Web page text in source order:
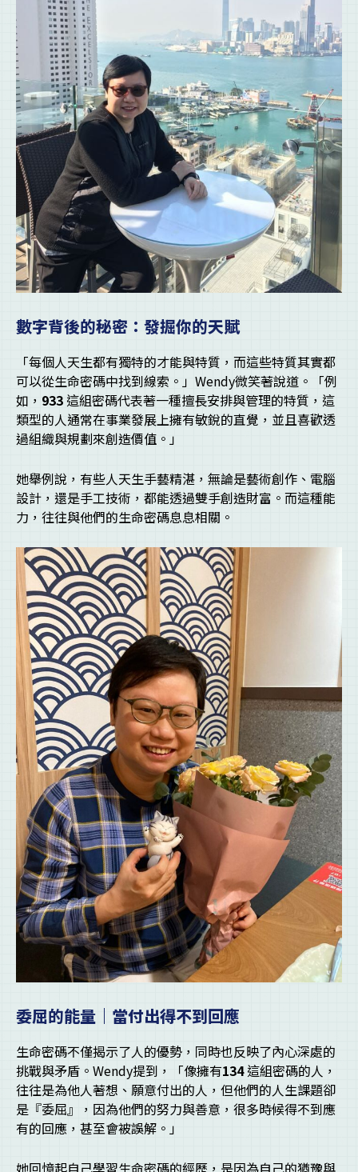
數字背後的秘密：發掘你的天賦
「每個人天生都有獨特的才能與特質，而這些特質其實都
可以從生命密碼中找到線索。」Wendy微笑著說道。「例
如， 933 這組密碼代表著一種擅長安排與管理的特質，這
類型的人通常在事業發展上擁有敏銳的直覺，並且喜歡透
過組織與規劃來創造價值。」
她舉例說，有些人天生手藝精湛，無論是藝術創作、電腦
設計，還是手工技術，都能透過雙手創造財富。而這種能
力，往往與他們的生命密碼息息相關。
委屈的能量｜當付出得不到回應
生命密碼不僅揭示了人的優勢，同時也反映了內心深處的
挑戰與矛盾。Wendy提到，「像擁有134這組密碼的人，
往往是為他人著想、願意付出的人，但他們的人生課題卻
是『委屈』，因為他們的努力與善意，很多時候得不到應
有的回應，甚至會被誤解。」